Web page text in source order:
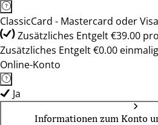
ClassicCard - Mastercard oder Visa
Zusätzliches Entgelt €39.00
Zusätzliches Entgelt €0.00 einmalig
Online-Konto
Ja
Informationen zum Konto